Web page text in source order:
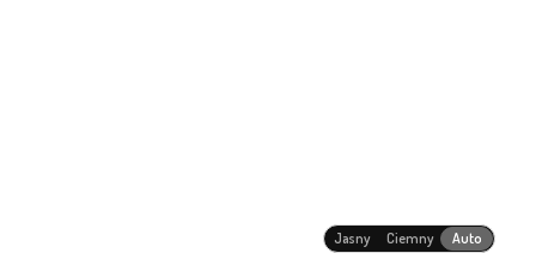
Jasny Ciemny Auto